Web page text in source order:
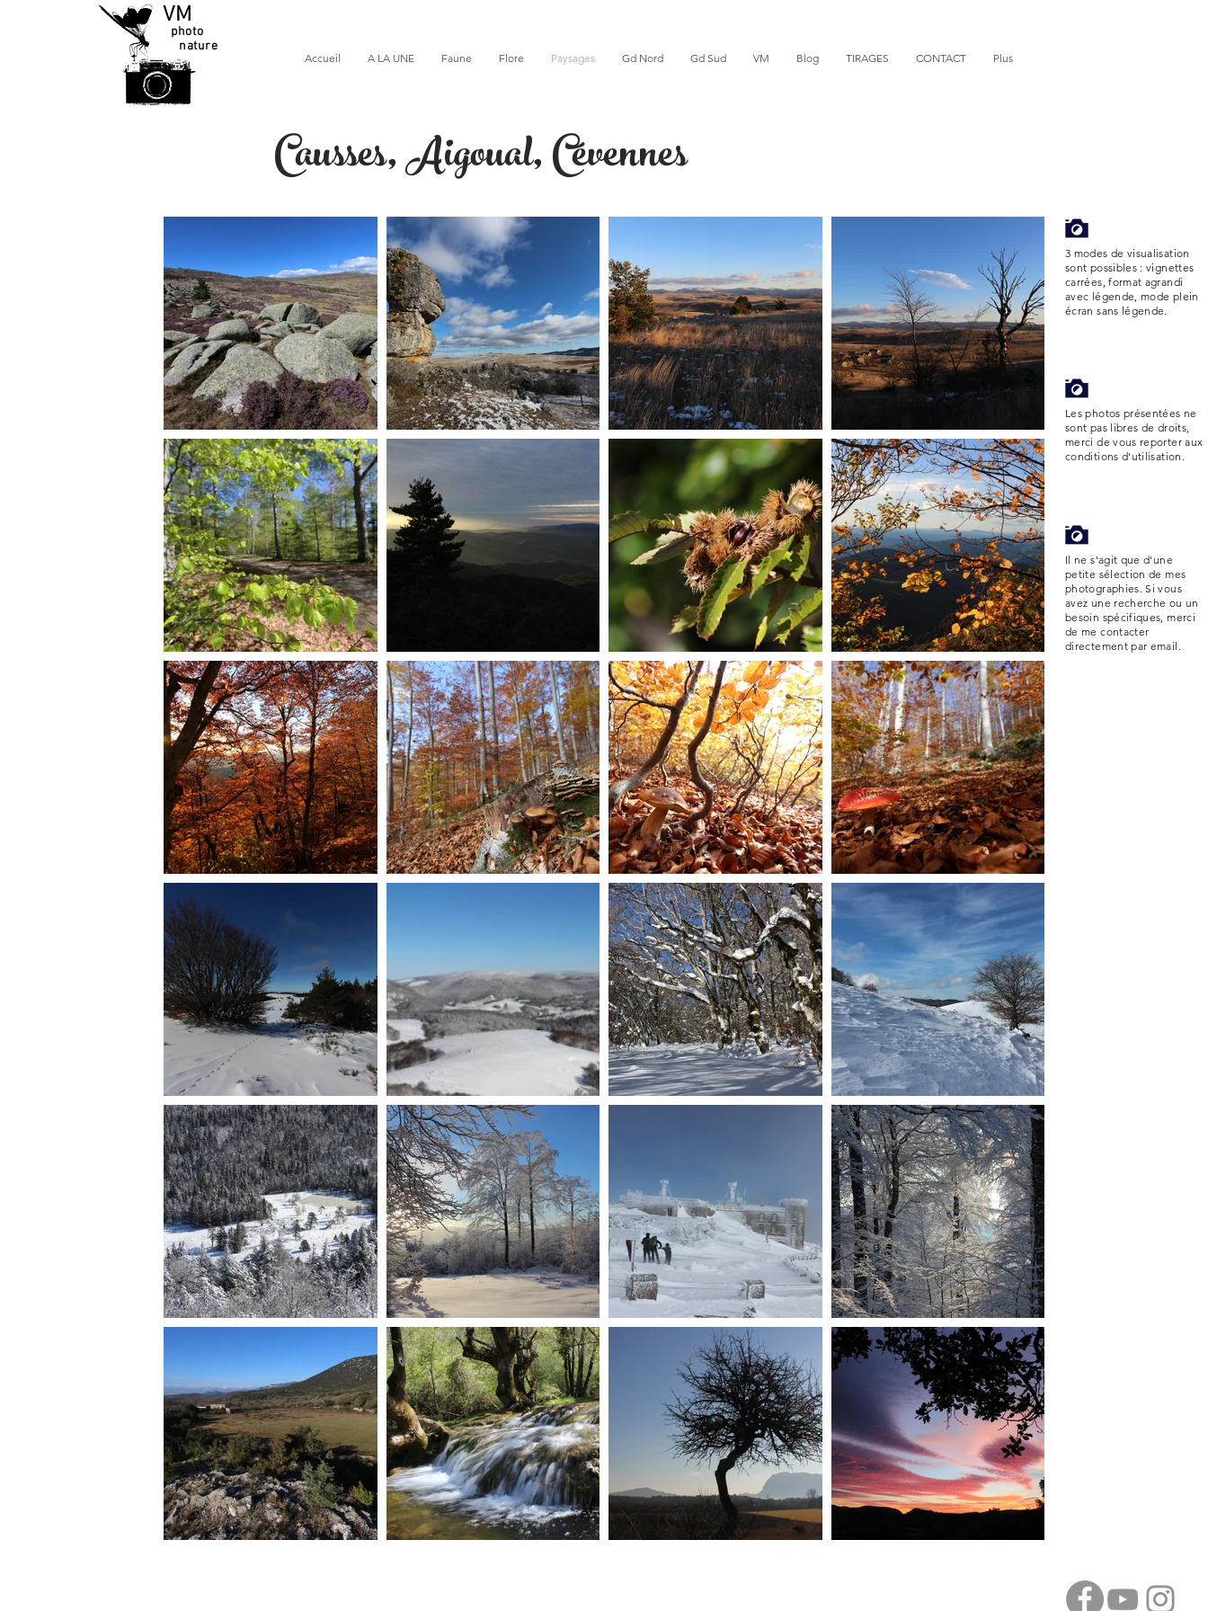
VM
photo
nature
Accueil A LA UNE Faune Flore Paysages Gd Nord Gd Sud VM Blog TIRAGES CONTACT Plus
Causses, Aigoual, Cévennes
3 modes de visualisation
sont possibles : vignettes
carrées, format agrandi
avec légende, mode plein
écran sans légende.
Les photos présentées ne
sont pas libres de droits,
merci de vous reporter aux
conditions d'utilisation.
Il ne s'agit que d'une
petite sélection de mes
photographies. Si vous
avez une recherche ou un
besoin spécifiques, merci
de me contacter
directement par email.